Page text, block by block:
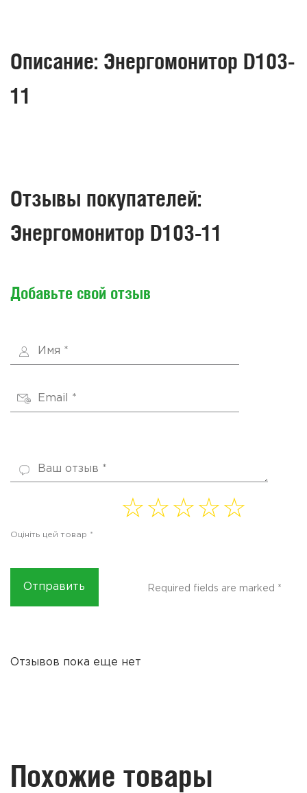
Описание: Энергомонитор D103-
11
Отзывы покупателей:
Энергомонитор D103-11
Добавьте свой отзыв
Required fields are marked *
Оцініть цей товар *
1 of
2 of
3 of
4
5 of
Отзывов пока еще нет
Похожие товары